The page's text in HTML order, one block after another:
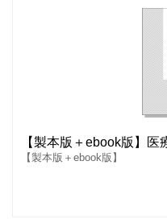
【製本版＋ebook版】
【製本版＋ebook版】